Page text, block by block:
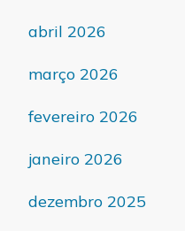
abril 2026
março 2026
fevereiro 2026
janeiro 2026
dezembro 2025